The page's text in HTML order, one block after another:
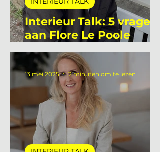
Interieur Talk: 5 vragen
aan Flore Le Poole
stagiaire bij De
Interieur Club
INTERIEUR TALK
13 mei 2025 2 minuten om te lezen